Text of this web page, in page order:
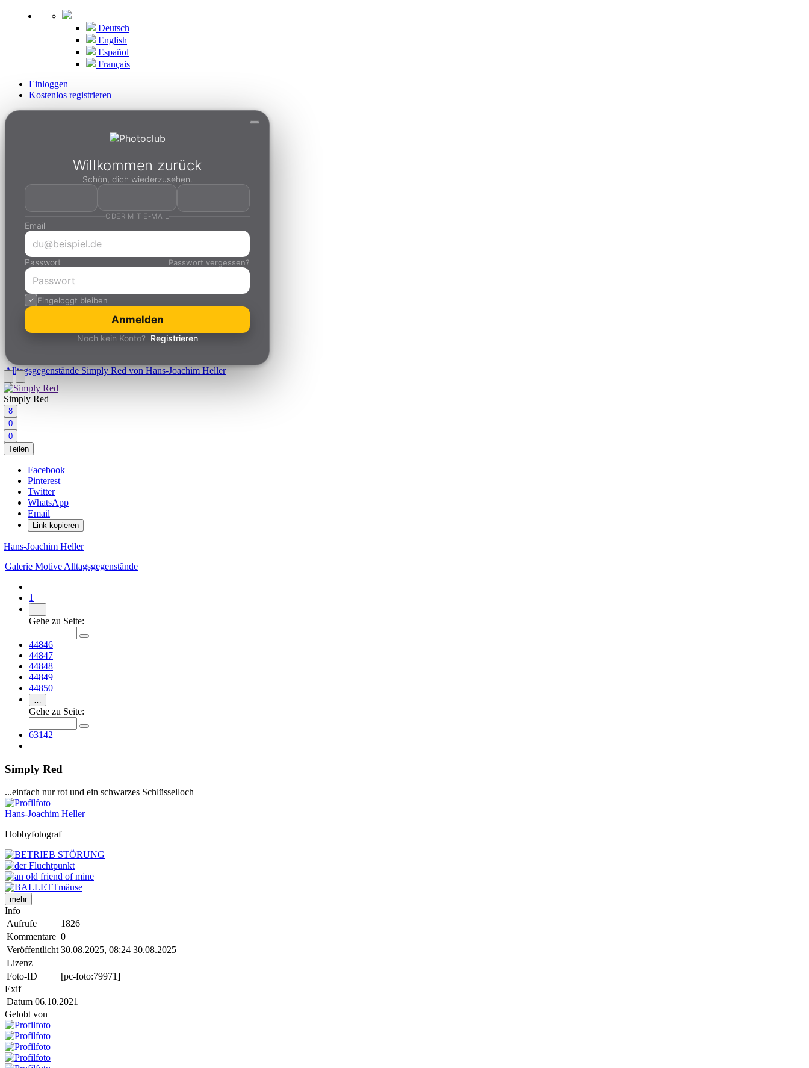
Deutsch
English
Español
Français
Einloggen
Kostenlos registrieren
Willkommen zurück
Schön, dich wiederzusehen.
ODER MIT E-MAIL
Email
Passwort Passwort vergessen?
Eingeloggt bleiben
Anmelden
Noch kein Konto? Registrieren
AlltagsgegenständeSimply Red von Hans-Joachim Heller
Simply Red
8
0
0
Teilen
Facebook
Pinterest
Twitter
WhatsApp
Email
Link kopieren
Hans-Joachim Heller
Galerie Motive Alltagsgegenstände
1
…
Gehe zu Seite:
44846
44847
44848
44849
44850
…
Gehe zu Seite:
63142
Simply Red
...einfach nur rot und ein schwarzes Schlüsselloch
Hans-Joachim Heller
Hobbyfotograf
mehr
Info
Aufrufe
1826
Kommentare 0
Veröffentlicht 30.08.2025, 08:24 30.08.2025
Lizenz
Foto-ID
[pc-foto:79971]
Exif
Datum 06.10.2021
Gelobt von